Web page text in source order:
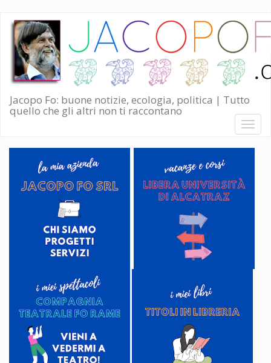
Salta
contenuto
principale
Jacopo Fo: buone notizie, ecologia, politica | Tutto
quello che gli altri non ti raccontano
Toggle